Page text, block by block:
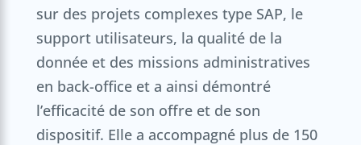
sur des projets complexes type SAP, le
support utilisateurs, la qualité de la
donnée et des missions administratives
en back-office et a ainsi démontré
l’efficacité de son offre et de son
dispositif. Elle a accompagné plus de 150